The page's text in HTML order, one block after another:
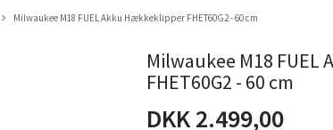
Milwaukee M18 FUEL Akku Hækkeklipper FHET60G2 - 60 cm
Milwaukee M18
FHET60G2 - 60 cm
DKK 2.499,00